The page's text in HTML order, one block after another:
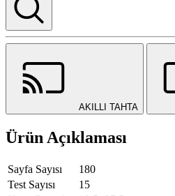
AKILLI TAHTA
Ürün Açıklaması
Sayfa Sayısı
180
Test Sayısı
15